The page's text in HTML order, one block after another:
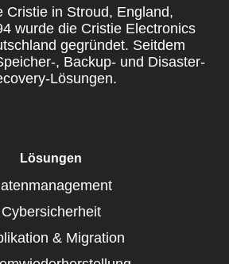
Cristie in Stroud, England,
wurde die Cristie Electronics
gegründet. Seitdem
, Backup- und Disaster-
Lösungen.
Lösungen
Cybersicherheit
& Migration